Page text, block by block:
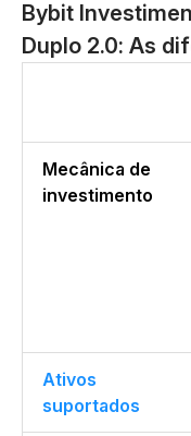
Bybit
Duplo 2.0: As
Mecânica de
investimento
Ativos
suportados